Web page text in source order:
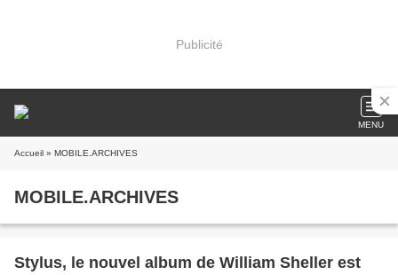
Publicité
MENU
Accueil » MOBILE.ARCHIVES
MOBILE.ARCHIVES
Stylus, le nouvel album de William Sheller est